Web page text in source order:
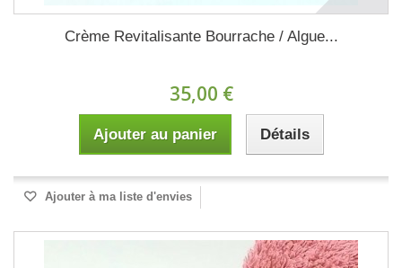
Crème Revitalisante Bourrache / Algue...
35,00 €
Ajouter au panier Détails
Ajouter à ma liste d'envies